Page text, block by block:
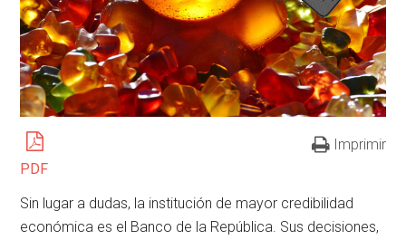
PDF
Imprimir
Sin lugar a dudas, la institución de mayor credibilidad
económica es el Banco de la República. Sus decisiones,